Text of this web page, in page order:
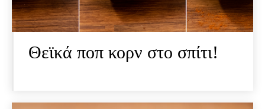
Θεϊκά ποπ κορν στο σπίτι!